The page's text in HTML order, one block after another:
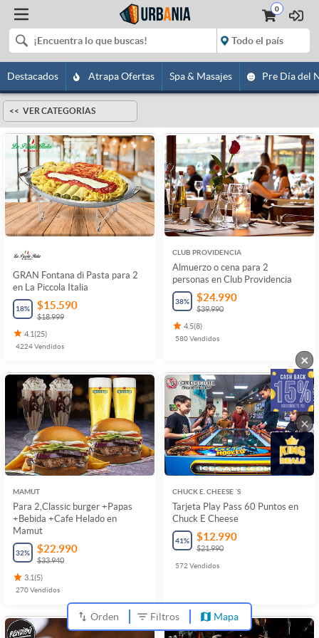
0
Destacados Atrapa Ofertas Spa & Masajes Pre Día del
VER CATEGORÍAS
GRAN Fontana di Pasta para 2
en La Piccola Italia
18% $15.590
$18.999
4.1(25)
4224Vendidos
CLUB PROVIDENCIA
Almuerzo o cena para 2
personas en Club Providencia
38% $24.990
$39.990
4.5(8)
580Vendidos
MAMUT
Para 2,Classic burger +Papas
+Bebida +Cafe Helado en
Mamut
32% $22.990
$33.940
3.1(5)
270Vendidos
CHUCK E. CHEESE ´S
Tarjeta Play Pass 60 Puntos en
Chuck E Cheese
41% $12.990
$21.990
572 Vendidos
Orden Filtros Mapa
×
×